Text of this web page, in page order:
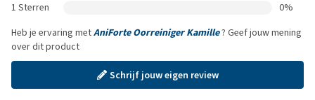
1 Sterren
0%
Heb je ervaring metAniForte Oorreiniger Kamille? Geef jouw mening
over dit product
Schrijf jouw eigen review